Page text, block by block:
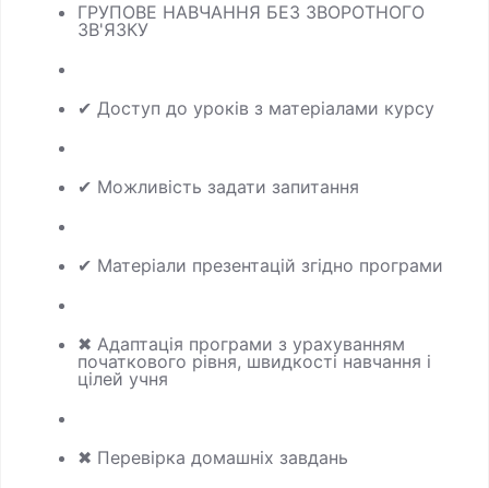
ГРУПОВЕ НАВЧАННЯ БЕЗ ЗВОРОТНОГО
ЗВ'ЯЗКУ
✔ Доступ до уроків з матеріалами курсу
✔ Можливість задати запитання
✔ Матеріали презентацій згідно програми
✖ Адаптація програми з урахуванням
початкового рівня, швидкості навчання і
цілей учня
✖ Перевірка домашніх завдань